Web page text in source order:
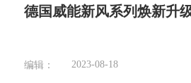
德国威能新风系列焕新升
编辑： 2023-08-18